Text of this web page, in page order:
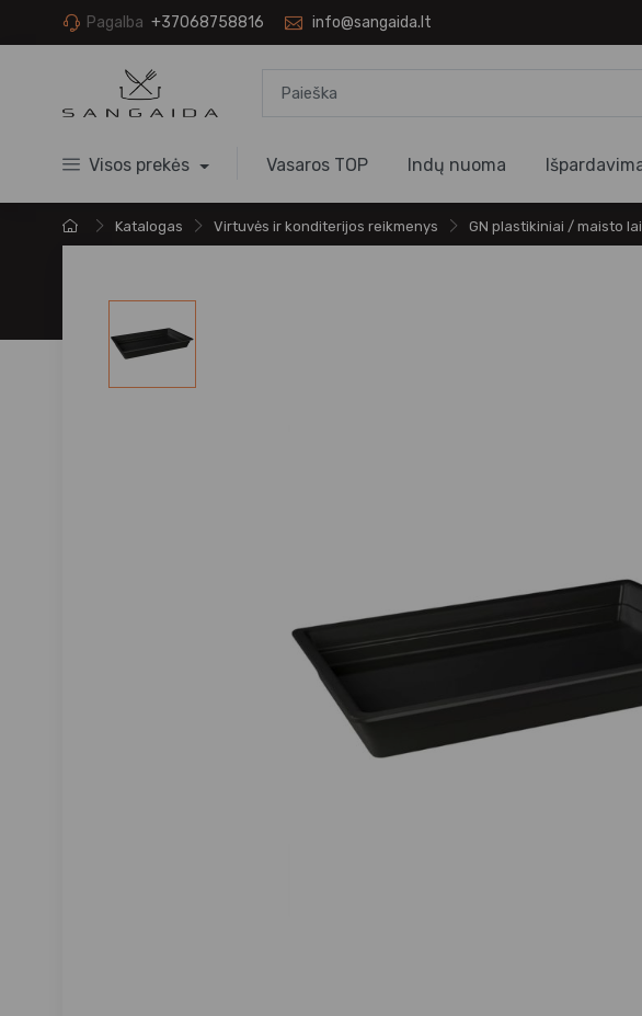
Pagalba +37068758816 info@sangaida.lt
Visos prekės Vasaros TOP Indų nuoma
Katalogas Virtuvės ir konditerijos reikmenys GN plastikiniai / maisto